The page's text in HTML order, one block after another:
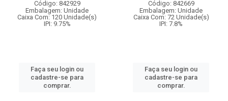
Código: 842929
Embalagem: Unidade
Caixa Com: 120 Unidade(s)
IPI: 9.75%
Faça seu login ou
cadastre-se para
comprar.
Código: 842669
Embalagem: Unidade
Caixa Com: 72 Unidade(s)
IPI: 7.8%
Faça seu login ou
cadastre-se para
comprar.